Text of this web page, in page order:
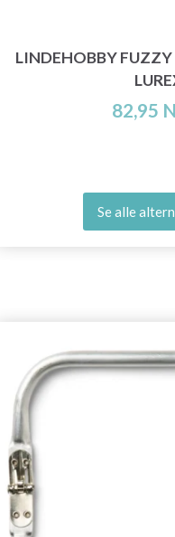
LINDEHOBBY FUZZY
82,95
Se alle